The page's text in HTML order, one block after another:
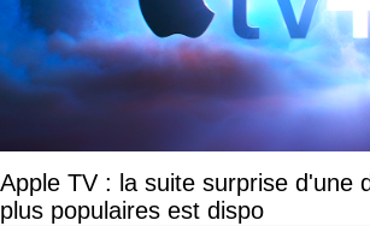
Apple TV : la suite surprise d'une
plus populaires est dispo